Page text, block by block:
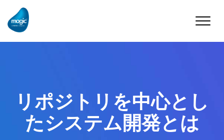
Toggle
リポジトリを中心とし
たシステム開発とは